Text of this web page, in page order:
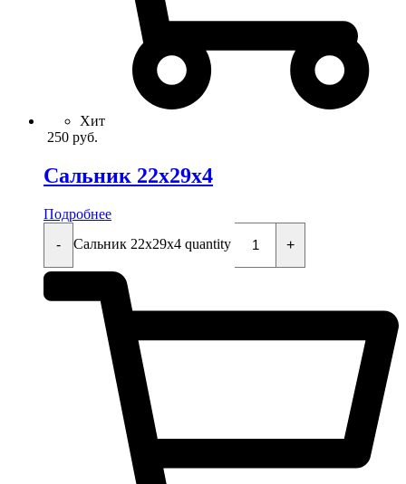
Хит
250 руб.
Сальник 22x29x4
Подробнее
-
Сальник 22x29x4 quantity +